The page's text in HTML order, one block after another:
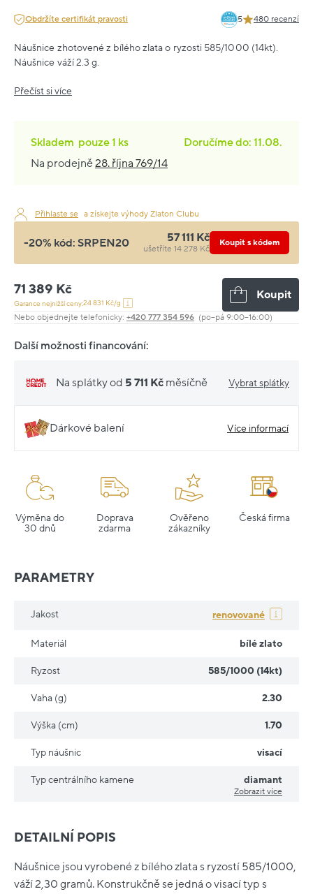
Obdržíte certifikát pravosti 5 480 recenzí
Náušnice zhotovené z bílého zlata o ryzosti 585/1000 (14kt).
Náušnice váží 2.3 g.
Přečíst si více
Skladem pouze1 ks
Doručíme do: 11.08.
Na prodejně28. října 769/14
Přihlaste se a získejte výhody Zlaton Clubu
-20% kód: SRPEN20 57 111 Kč
ušetříte 14 278 Kč
Koupit s kódem
71 389 Kč
Garance nejnižší ceny:24 831 Kč/g
Koupit
Nebo objednejte telefonicky: +420 777 354 596 (po–pá 9:00–16:00)
Další možnosti financování:
Na splátky od 5 711 Kč měsíčně Vybrat splátky
Dárkové balení Více informací
Výměna do
30 dnů
Doprava
zdarma
Ověřeno
zákazníky
Česká firma
DETAILNÍ POPIS
Náušnice jsou vyrobené z bílého zlata s ryzostí 585/1000,
váží 2,30 gramů. Konstrukčně se jedná o visací typ s
PARAMETRY
Jakost renovované
Materiál bílé zlato
Ryzost 585/1000 (14kt)
Vaha (g) 2.30
Výška (cm) 1.70
Typ náušnic visací
Typ centrálního kamene diamant
Zobrazit více